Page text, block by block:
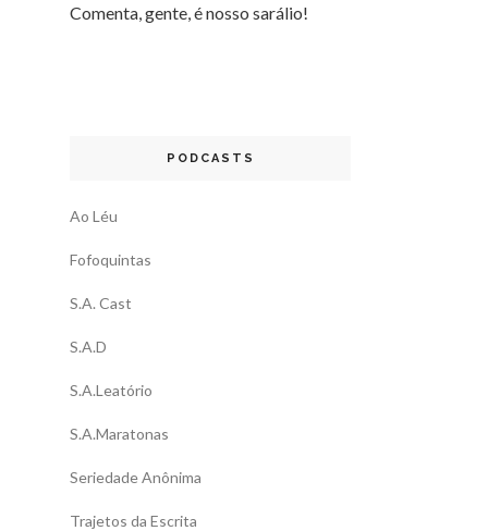
Comenta, gente, é nosso sarálio!
PODCASTS
Ao Léu
Fofoquintas
S.A. Cast
S.A.D
S.A.Leatório
S.A.Maratonas
Seriedade Anônima
Trajetos da Escrita